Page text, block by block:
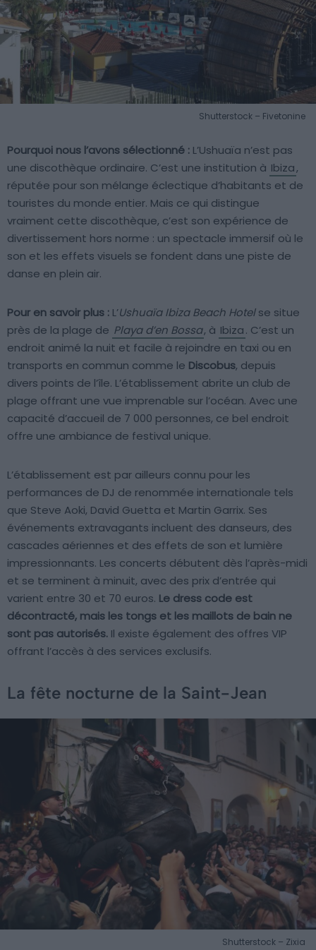
Shutterstock – Fivetonine
Pourquoi nous l’avons sélectionné : L’Ushuaïa n’est pas
une discothèque ordinaire. C’est une institution à Ibiza,
réputée pour son mélange éclectique d’habitants et de
touristes du monde entier. Mais ce qui distingue
vraiment cette discothèque, c’est son expérience de
divertissement hors norme : un spectacle immersif où le
son et les effets visuels se fondent dans une piste de
danse en plein air.
Pour en savoir plus : L’Ushuaïa Ibiza Beach Hotelse situe
près de la plage de Playa d’en Bossa, à Ibiza. C’est un
endroit animé la nuit et facile à rejoindre en taxi ou en
transports en commun comme le Discobus, depuis
divers points de l’île. L’établissement abrite un club de
plage offrant une vue imprenable sur l’océan. Avec une
capacité d’accueil de 7 000 personnes, ce bel endroit
offre une ambiance de festival unique.
L’établissement est par ailleurs connu pour les
performances de DJ de renommée internationale tels
que Steve Aoki, David Guetta et Martin Garrix. Ses
événements extravagants incluent des danseurs, des
cascades aériennes et des effets de son et lumière
impressionnants. Les concerts débutent dès l’après-midi
et se terminent à minuit, avec des prix d’entrée qui
varient entre 30 et 70 euros. Le dress code est
décontracté, mais les tongs et les maillots de bain ne
sont pas autorisés. Il existe également des offres VIP
offrant l’accès à des services exclusifs.
La fête nocturne de la Saint-Jean
Shutterstock – Zixia